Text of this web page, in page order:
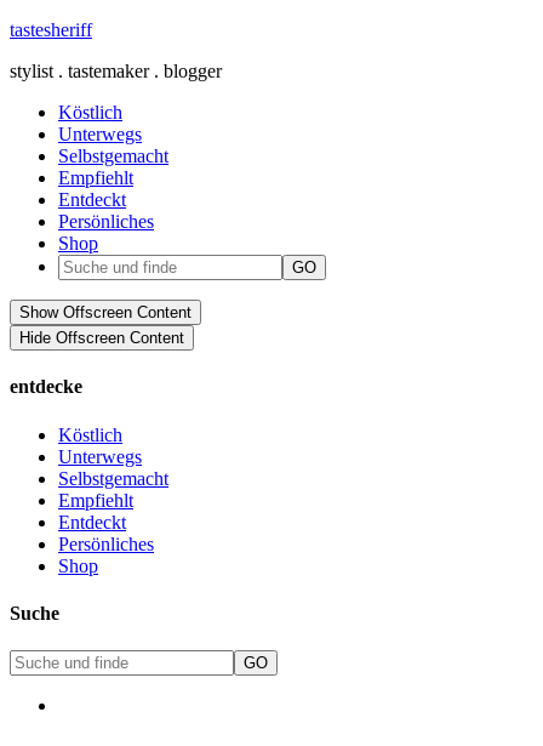
tastesheriff
stylist . tastemaker . blogger
Köstlich
Unterwegs
Selbstgemacht
Empfiehlt
Entdeckt
Persönliches
Shop
Show Offscreen Content
Hide Offscreen Content
entdecke
Köstlich
Unterwegs
Selbstgemacht
Empfiehlt
Entdeckt
Persönliches
Shop
Suche